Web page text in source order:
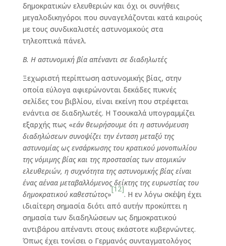
δημοκρατικών ελευθεριών και όχι οι συνήθεις
μεγαλοδικηγόροι που συναγελάζονται κατά καιρούς
με τους συνδικαλιστές αστυνομικούς στα
τηλεοπτικά πάνελ.
Β. Η αστυνομική βία απέναντι σε διαδηλωτές
Ξεχωριστή περίπτωση αστυνομικής βίας, στην
οποία εύλογα αφιερώνονται δεκάδες πυκνές
σελίδες του βιβλίου, είναι εκείνη που στρέφεται
ενάντια σε διαδηλωτές. Η Τσουκαλά υπογραμμίζει
εξαρχής πως «εάν θεωρήσουμε ότι η αστυνόμευση
διαδηλώσεων συνοψίζει την ένταση μεταξύ της
αστυνομίας ως ενσάρκωσης του κρατικού μονοπωλίου
της νόμιμης βίας και της προστασίας των ατομικών
ελευθεριών, η συχνότητα της αστυνομικής βίας είναι
ένας αέναα μεταβαλλόμενος δείκτης της ευρωστίας του
δημοκρατικού καθεστώτος»
[12]
. Η εν λόγω σκέψη έχει
ιδιαίτερη σημασία διότι από αυτήν προκύπτει η
σημασία των διαδηλώσεων ως δημοκρατικού
αντιβάρου απέναντι στους εκάστοτε κυβερνώντες.
Όπως έχει τονίσει ο Γερμανός συνταγματολόγος